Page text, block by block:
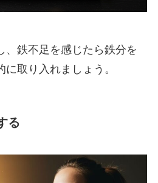
、鉄不足を感じたら鉄分を
取り入れましょう。
る